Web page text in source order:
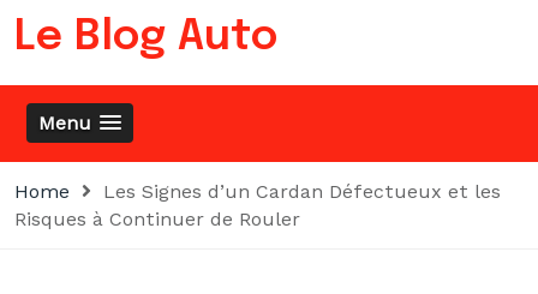
Skip
Le Blog Auto
Menu
Home
Les Signes d’un Cardan Défectueux et les
Risques à Continuer de Rouler